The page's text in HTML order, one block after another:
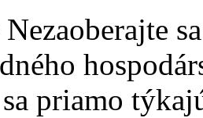
Nezaoberajte
priamo